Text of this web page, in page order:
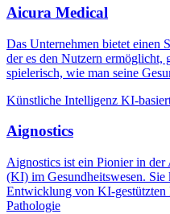
Aicura Medical
Das Unternehmen bietet einen
der es den Nutzern ermöglicht,
spielerisch, wie man seine
Künstliche Intelligenz KI-
Aignostics
Aignostics ist ein Pionier in
(KI) im Gesundheitswesen. Sie
Entwicklung von KI-gestützten
Pathologie